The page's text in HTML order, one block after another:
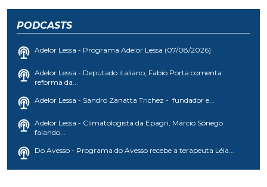
PODCASTS
Adelor Lessa - Programa Adelor Lessa (07/08/2026)
Adelor Lessa - Deputado italiano, Fabio Porta comenta
reforma da...
Adelor Lessa - Sandro Zanatta Trichez - fundador e...
Adelor Lessa - Climatologista da Epagri, Márcio Sônego
falando...
Do Avesso - Programa do Avesso recebe a terapeuta Léia...